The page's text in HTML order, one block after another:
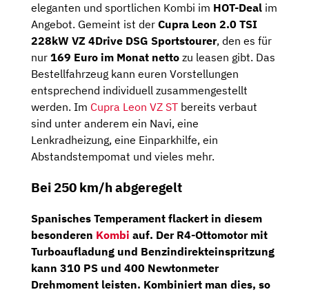
eleganten und sportlichen Kombi im HOT-Deal im
Angebot. Gemeint ist der Cupra Leon 2.0 TSI
228kW VZ 4Drive DSG Sportstourer, den es für
nur 169 Euro im Monat netto zu leasen gibt. Das
Bestellfahrzeug kann euren Vorstellungen
entsprechend individuell zusammengestellt
werden. Im Cupra Leon VZ ST bereits verbaut
sind unter anderem ein Navi, eine
Lenkradheizung, eine Einparkhilfe, ein
Abstandstempomat und vieles mehr.
Bei 250 km/h abgeregelt
Spanisches Temperament flackert in diesem
besonderen Kombi auf. Der R4-Ottomotormit
Turboaufladung und Benzindirekteinspritzung
kann 310 PS und 400 Newtonmeter
Drehmoment leisten. Kombiniert man dies, so